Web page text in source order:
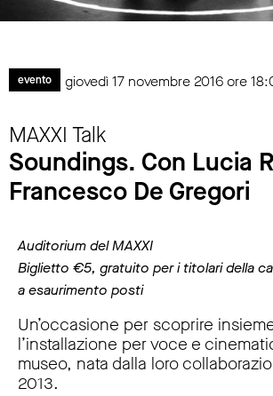
evento giovedì 17 novembre 2016 ore
MAXXI Talk
Soundings. Con Lucia
Francesco De Gregori
Auditorium del MAXXI
Biglietto €5, gratuito per i titolari della
a esaurimento posti
Un’occasione per scoprire
l’installazione per voce e
museo, nata dalla loro
2013.